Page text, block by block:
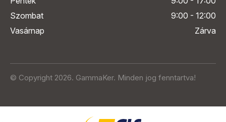
Szombat
9:00 - 12:00
Vasárnap
Zárva
© Copyright 2026. GammaKer. Minden jog fenntartva!